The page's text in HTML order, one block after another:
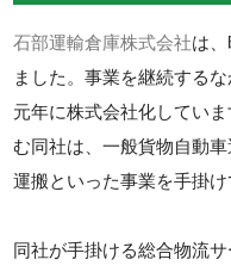
石部運輸倉庫株式会社は
ました。事業を継続する
元年に株式会社化してい
む同社は、一般貨物自動
運搬といった事業を手掛け
同社が手掛ける総合物流